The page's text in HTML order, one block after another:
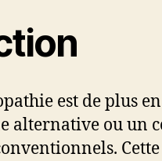
est de plus
alternative ou un